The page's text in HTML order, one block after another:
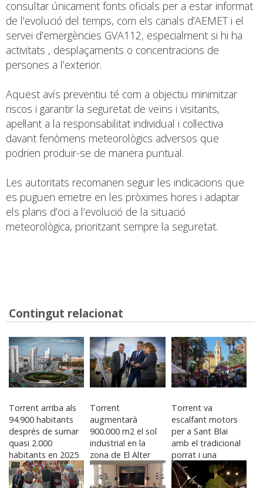
consultar únicament fonts oficials per a estar informat
de l’evolució del temps, com els canals d’AEMET i el
servei d’emergències GVA112, especialment si hi ha
activitats , desplaçaments o concentracions de
persones a l’exterior.
Aquest avís preventiu té com a objectiu minimitzar
riscos i garantir la seguretat de veïns i visitants,
apel·lant a la responsabilitat individual i col·lectiva
davant fenòmens meteorològics adversos que
podrien produir-se de manera puntual.
Les autoritats recomanen seguir les indicacions que
es puguen emetre en les pròximes hores i adaptar
els plans d’oci a l’evolució de la situació
meteorològica, prioritzant sempre la seguretat.
Contingut relacionat
Torrent arriba als
94.900 habitants
després de sumar
quasi 2.000
habitants en 2025
Torrent
augmentarà
900.000 m2 el sol
industrial en la
zona de El Alter
Torrent va
escalfant motors
per a Sant Blai
amb el tradicional
porrat i una
agenda plena
d’actes